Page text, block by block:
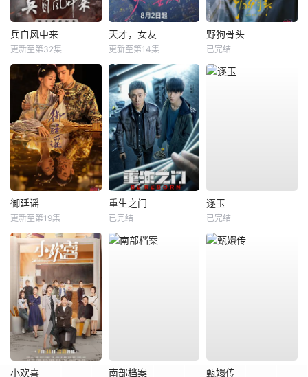
兵自风中来
更新至第32集
天才，女友
更新至第14集
野狗骨头
已完结
御廷谣
更新至第19集
重生之门
已完结
逐玉
已完结
小欢喜 南部档案 甄嬛传